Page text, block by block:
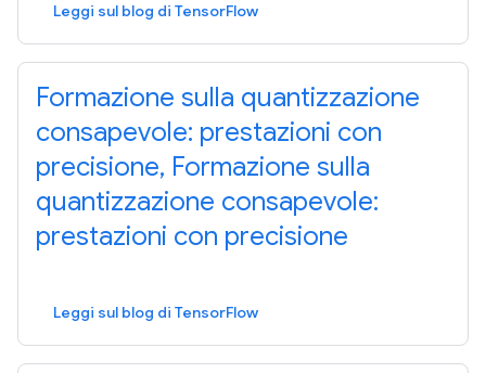
Leggi sul blog di TensorFlow
Formazione sulla quantizzazione
consapevole: prestazioni con
precisione, Formazione sulla
quantizzazione consapevole:
prestazioni con precisione
Leggi sul blog di TensorFlow